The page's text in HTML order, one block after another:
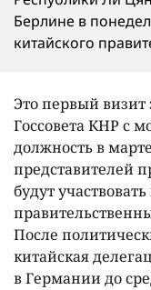
Берлине в
китайского
Это первый визит
Госсовета КНР с
должность в
представителей
будут
После
китайская
в Германии до